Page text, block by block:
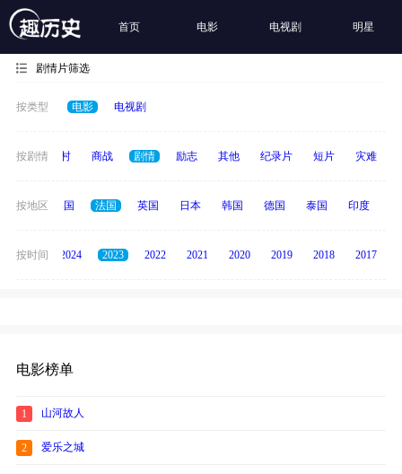
首页 电影 电视剧 明星
剧情片筛选
按类型 电影 电视剧
按剧情
历史 乡村 商战 剧情 励志 其他 纪录片 短片 灾难
按地区
中国 美国 法国 英国 日本 韩国 德国 泰国 印度
按时间
2025 2024 2023 2022 2021 2020 2019 2018 2017
电影榜单
1 山河故人
2 爱乐之城